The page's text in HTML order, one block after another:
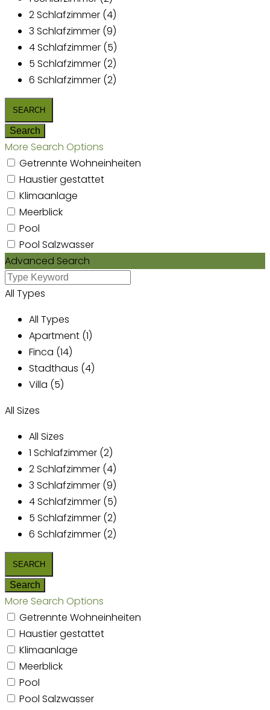
2 Schlafzimmer (4)
3 Schlafzimmer (9)
4 Schlafzimmer (5)
5 Schlafzimmer (2)
6 Schlafzimmer (2)
More Search Options
Getrennte Wohneinheiten
Haustier gestattet
Klimaanlage
Meerblick
Pool
Pool Salzwasser
Advanced Search
All Types
All Types
Apartment (1)
Finca (14)
Stadthaus (4)
Villa (5)
All Sizes
All Sizes
1 Schlafzimmer (2)
2 Schlafzimmer (4)
3 Schlafzimmer (9)
4 Schlafzimmer (5)
5 Schlafzimmer (2)
6 Schlafzimmer (2)
More Search Options
Getrennte Wohneinheiten
Haustier gestattet
Klimaanlage
Meerblick
Pool
Pool Salzwasser